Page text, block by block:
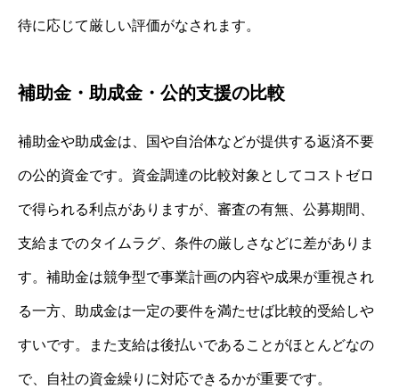
待に応じて厳しい評価がなされます。
補助金・助成金・公的支援の比較
補助金や助成金は、国や自治体などが提供する返済不要
の公的資金です。資金調達の比較対象としてコストゼロ
で得られる利点がありますが、審査の有無、公募期間、
支給までのタイムラグ、条件の厳しさなどに差がありま
す。補助金は競争型で事業計画の内容や成果が重視され
る一方、助成金は一定の要件を満たせば比較的受給しや
すいです。また支給は後払いであることがほとんどなの
で、自社の資金繰りに対応できるかが重要です。